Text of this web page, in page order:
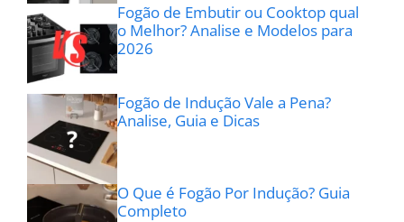
Fogão de Embutir ou Cooktop qual
o Melhor? Analise e Modelos para
2026
Fogão de Indução Vale a Pena?
Analise, Guia e Dicas
O Que é Fogão Por Indução? Guia
Completo